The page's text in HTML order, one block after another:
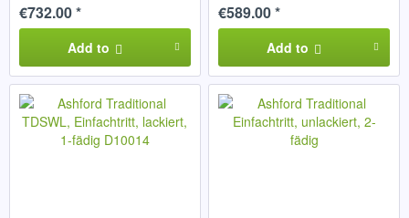
€732.00 *
Add to
€589.00 *
Add to